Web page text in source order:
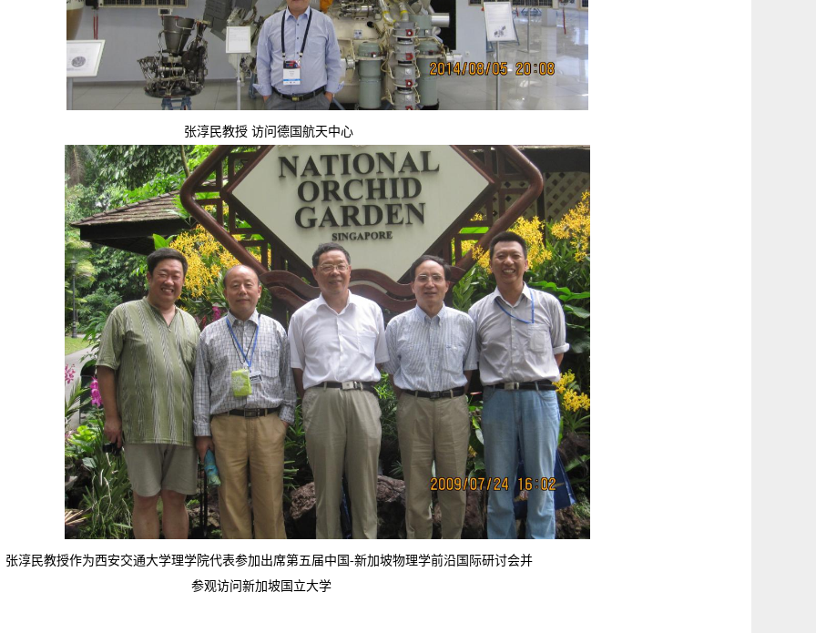
教授 访问德国航天中心
作为西安交通大学理学院代表参加出席第五届中国-新加坡物理学前沿国际研讨会并
访问新加坡国立大学